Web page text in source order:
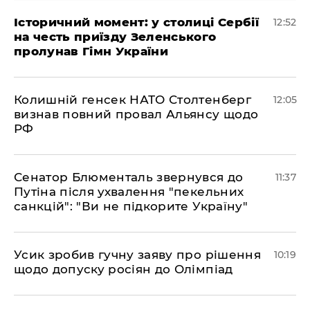
Історичний момент: у столиці Сербії
на честь приїзду Зеленського
пролунав Гімн України
12:52
Колишній генсек НАТО Столтенберг
визнав повний провал Альянсу щодо
РФ
12:05
Сенатор Блюменталь звернувся до
Путіна після ухвалення "пекельних
санкцій": "Ви не підкорите Україну"
11:37
Усик зробив гучну заяву про рішення
щодо допуску росіян до Олімпіад
10:19